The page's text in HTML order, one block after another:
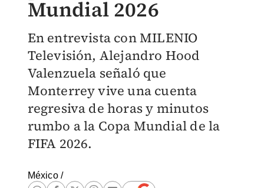
Mundial 2026
En entrevista con MILENIO
Televisión, Alejandro Hood
Valenzuela señaló que
Monterrey vive una cuenta
regresiva de horas y minutos
rumbo a la Copa Mundial de la
FIFA 2026.
México/